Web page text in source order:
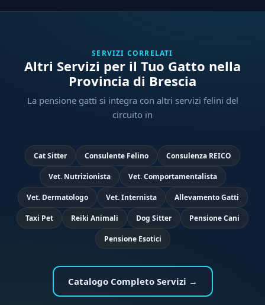
SERVIZI CORRELATI
Altri Servizi per il Tuo Gatto nella
Provincia di Brescia
La pensione gatti si integra con altri servizi felini del
circuito in
Cat Sitter Consulente Felino Consulenza REICO
Vet. Nutrizionista Vet. Comportamentalista
Vet. Dermatologo Vet. Internista Allevamento Gatti
Taxi Pet Reiki Animali Dog Sitter Pensione Cani
Pensione Esotici
Catalogo Completo Servizi →